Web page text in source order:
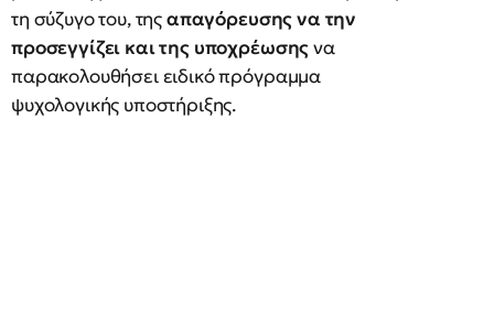
τη σύζυγο του, τηςαπαγόρευσης να την
προσεγγίζει και της υποχρέωσηςνα
παρακολουθήσει ειδικό πρόγραμμα
ψυχολογικής υποστήριξης.